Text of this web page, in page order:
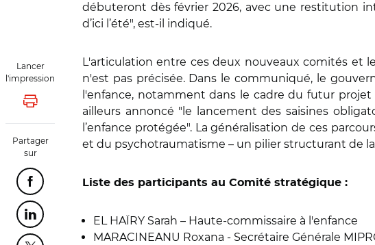
Lancer
l'impression
Lancer l'impression
Partager
sur
Partager cette page sur Facebook
Partager cette page sur Linkedin
débuteront dès février 2026, avec une restitution
d’ici l’été", est-il indiqué.
L'articulation entre ces deux nouveaux comités et
n'est pas précisée. Dans le communiqué, le
l'enfance, notamment dans le cadre du futur
ailleurs annoncé "le lancement des saisines
l’enfance protégée". La généralisation de ces
et du psychotraumatisme – un pilier structurant de
Liste des participants au Comité stratégique :
EL HAÏRY Sarah – Haute-commissaire à l'enfance
MARACINEANU Roxana - Secrétaire Générale